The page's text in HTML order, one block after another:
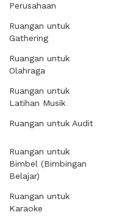
Perusahaan
Ruangan untuk
Gathering
Ruangan untuk
Olahraga
Ruangan untuk
Latihan Musik
Ruangan untuk Audit
Ruangan untuk
Bimbel (Bimbingan
Belajar)
Ruangan untuk
Karaoke